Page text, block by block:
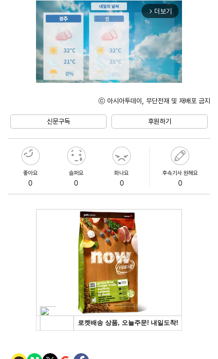
arrow_forward_ios 더보기
ⓒ 아시아투데이, 무단전재 및 재배포 금지
신문구독 후원하기
좋아요
0
슬퍼요
0
화나요
0
후속기사 원해요
0